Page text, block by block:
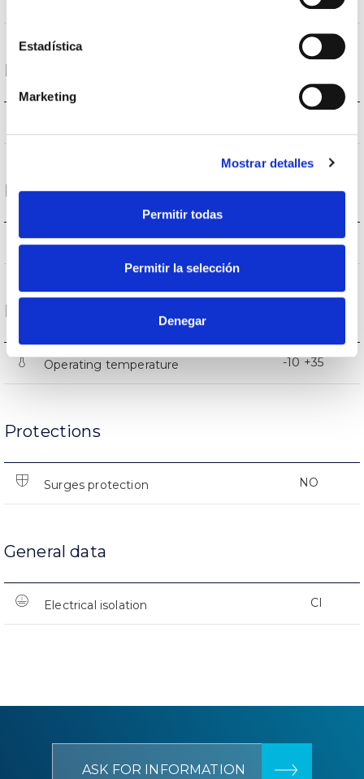
Estadística
Marketing
Mostrar detalles
Permitir todas
Permitir la selección
Denegar
Performance
Life
Lifetime (L70B50>) 30.000h
Funcionament condition
Operating temperature -10 +35
Protections
Surges protection NO
General data
Electrical isolation CI
ASK FOR INFORMATION